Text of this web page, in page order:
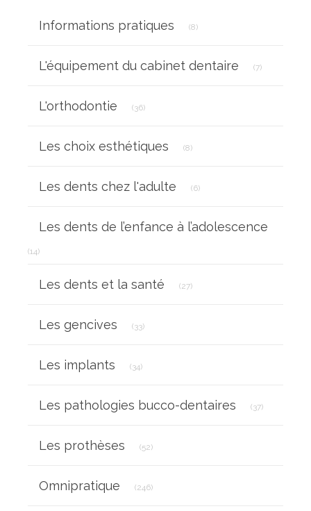
Informations pratiques (8)
L'équipement du cabinet dentaire (7)
L'orthodontie (36)
Les choix esthétiques (8)
Les dents chez l'adulte (6)
Les dents de l’enfance à l’adolescence
(14)
Les dents et la santé (27)
Les gencives (33)
Les implants (34)
Les pathologies bucco-dentaires (37)
Les prothèses (52)
Omnipratique (246)